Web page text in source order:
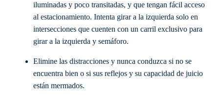
iluminadas y poco transitadas, y que tengan fácil acceso
al estacionamiento. Intenta girar a la izquierda solo en
intersecciones que cuenten con un carril exclusivo para
girar a la izquierda y semáforo.
Elimine las distracciones y nunca conduzca si no se
encuentra bien o si sus reflejos y su capacidad de juicio
están mermados.